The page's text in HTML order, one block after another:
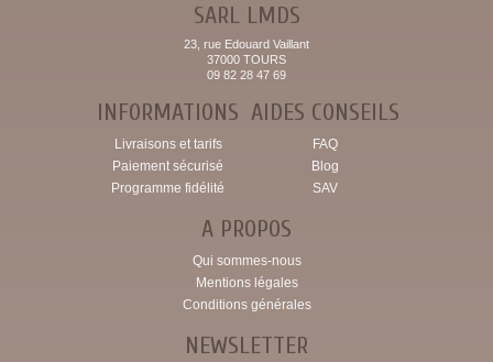
SARL LMDS
23, rue Edouard Vaillant
37000 TOURS
09 82 28 47 69
INFORMATIONS
Livraisons et tarifs
Paiement sécurisé
Programme fidélité
AIDES CONSEILS
FAQ
Blog
SAV
A PROPOS
Qui sommes-nous
Mentions légales
Conditions générales
NEWSLETTER